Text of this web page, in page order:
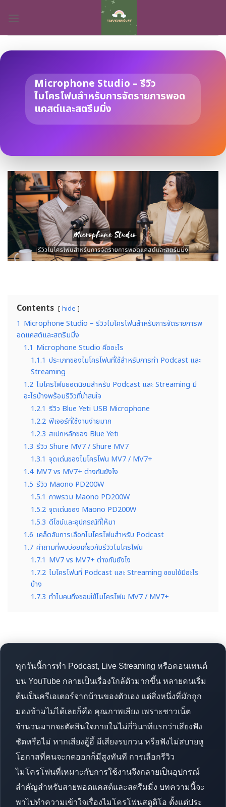
Microphone Studio – รีวิว
ไมโครโฟนสำหรับการจัดรายการพอด
แคสต์และสตรีมมิ่ง
Contents hide
1 Microphone Studio – รีวิวไมโครโฟนสำหรับการจัดรายการพ
อดแคสต์และสตรีมมิ่ง
1.1 Microphone Studio คืออะไร
1.1.1 ประเภทของไมโครโฟนที่ใช้สำหรับการทำ Podcast และ
Streaming
1.2 ไมโครโฟนยอดนิยมสำหรับ Podcast และ Streaming มี
อะไรบ้างพร้อมรีวิวที่น่าสนใจ
1.2.1 รีวิว Blue Yeti USB Microphone
1.2.2 ฟีเจอร์ที่ใช้งานง่ายมาก
1.2.3 สเปกหลักของ Blue Yeti
1.3 รีวิว Shure MV7 / Shure MV7
1.3.1 จุดเด่นของไมโครโฟน MV7 / MV7+
1.4 MV7 vs MV7+ ต่างกันยังไง
1.5 รีวิว Maono PD200W
1.5.1 ภาพรวม Maono PD200W
1.5.2 จุดเด่นของ Maono PD200W
1.5.3 ดีไซน์และอุปกรณ์ที่ให้มา
1.6 เคล็ดลับการเลือกไมโครโฟนสำหรับ Podcast
1.7 คำถามที่พบบ่อยเกี่ยวกับรีวิวไมโครโฟน
1.7.1 MV7 vs MV7+ ต่างกันยังไง
1.7.2 ไมโครโฟนที่ Podcast และ Streaming ชอบใช้มีอะไร
บ้าง
1.7.3 ทำไมคนถึงชอบใช้ไมโครโฟน MV7 / MV7+
ทุกวันนี้การทำ Podcast, Live Streaming หรือคอนเทนต์
บน YouTube กลายเป็นเรื่องใกล้ตัวมากขึ้น หลายคนเริ่ม
ต้นเป็นครีเอเตอร์จากบ้านของตัวเอง แต่สิ่งหนึ่งที่มักถูก
มองข้ามไม่ได้เลยก็คือ คุณภาพเสียง เพราะชาวเน็ต
จำนวนมากจะตัดสินใจภายในไม่กี่วินาทีแรกว่าเสียงฟัง
ชัดหรือไม่ หากเสียงอู้อี้ มีเสียงรบกวน หรือฟังไม่สบายหู
โอกาสที่คนจะกดออกก็มีสูงทันที การเลือกรีวิว
ไมโครโฟนที่เหมาะกับการใช้งานจึงกลายเป็นอุปกรณ์
สำคัญสำหรับสายพอดแคสต์และสตรีมมิ่ง บทความนี้จะ
พาไปทำความเข้าใจเรื่องไมโครโฟนสตูดิโอ ตั้งแต่ประ